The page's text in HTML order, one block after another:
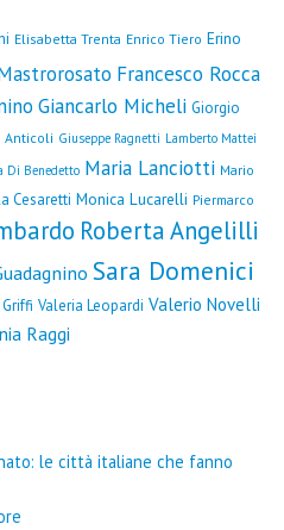
Elisabetta Trenta Enrico Tiero Erino
Francesco Rocca
Giancarlo Micheli Giorgio
Anticoli Giuseppe Ragnetti Lamberto Mattei
Di Benedetto Maria Lanciotti Mario
Cesaretti Monica Lucarelli Piermarco
Roberta Angelilli
Sara Domenici
Valeria Leopardi Valerio Novelli
Raggi
le città italiane che fanno